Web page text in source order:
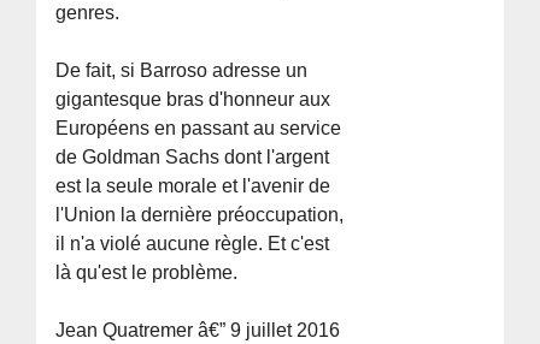
genres.
De fait, si Barroso adresse un
gigantesque bras d'honneur aux
Européens en passant au service
de Goldman Sachs dont l'argent
est la seule morale et l'avenir de
l'Union la dernière préoccupation,
il n'a violé aucune règle. Et c'est
là qu'est le problème.
Jean Quatremer â€” 9 juillet 2016